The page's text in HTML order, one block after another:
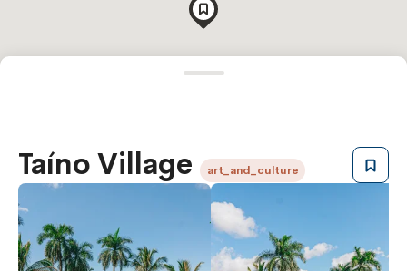
Taíno Village art_and_culture